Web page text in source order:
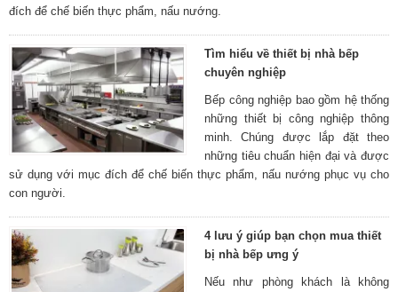
đích để chế biến thực phẩm, nấu nướng.
Tìm hiểu về thiết bị nhà bếp
chuyên nghiệp
Bếp công nghiệp bao gồm hệ thống
những thiết bị công nghiệp thông
minh. Chúng được lắp đặt theo
những tiêu chuẩn hiện đại và được
sử dụng với mục đích để chế biến thực phẩm, nấu nướng phục vụ cho
con người.
4 lưu ý giúp bạn chọn mua thiết
bị nhà bếp ưng ý
Nếu như phòng khách là không